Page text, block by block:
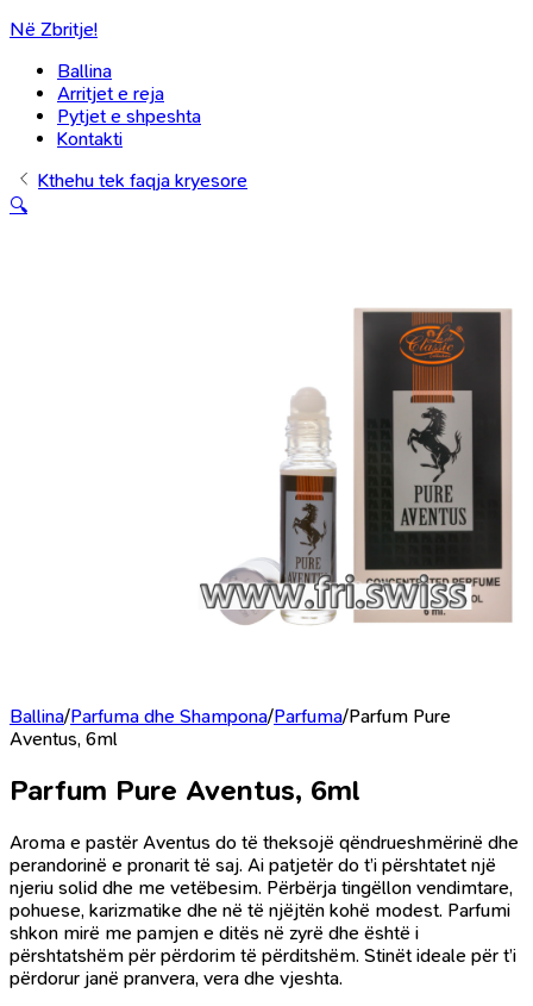
Në Zbritje!
Ballina
Arritjet e reja
Pytjet e shpeshta
Kontakti
Kthehu tek faqja kryesore
🔍
Ballina/Parfuma dhe Shampona/Parfuma/Parfum Pure
Aventus, 6ml
Parfum Pure Aventus, 6ml
Aroma e pastër Aventus do të theksojë qëndrueshmërinë dhe
perandorinë e pronarit të saj. Ai patjetër do t’i përshtatet një
njeriu solid dhe me vetëbesim. Përbërja tingëllon vendimtare,
pohuese, karizmatike dhe në të njëjtën kohë modest. Parfumi
shkon mirë me pamjen e ditës në zyrë dhe është i
përshtatshëm për përdorim të përditshëm. Stinët ideale për t’i
përdorur janë pranvera, vera dhe vjeshta.